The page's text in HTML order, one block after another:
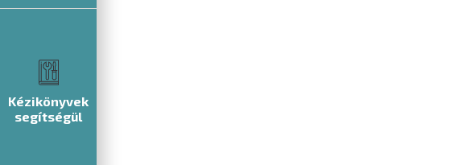
Kézikönyvek
segítségül